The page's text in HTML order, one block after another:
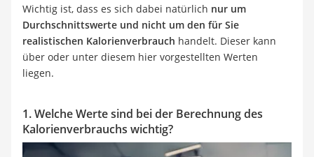
Wichtig ist, dass es sich dabei natürlich nur um
Durchschnittswerte und nicht um den für Sie
realistischen Kalorienverbrauch handelt. Dieser kann
über oder unter diesem hier vorgestellten Werten
liegen.
1. Welche Werte sind bei der Berechnung des
Kalorienverbrauchs wichtig?